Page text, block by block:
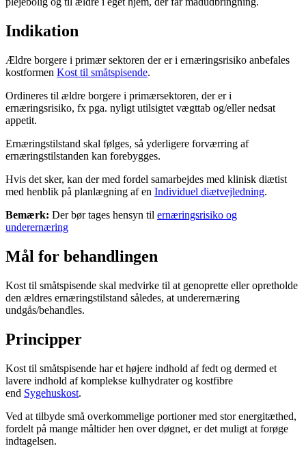
Indikation
Ældre borgere i primær sektoren der er i ernæringsrisiko anbefales
kostformen Kost til småtspisende.
Ordineres til ældre borgere i primærsektoren, der er i
ernæringsrisiko, fx pga. nyligt utilsigtet vægttab og/eller nedsat
appetit.
Ernæringstilstand skal følges, så yderligere forværring af
ernæringstilstanden kan forebygges.
Hvis det sker, kan der med fordel samarbejdes med klinisk diætist
med henblik på planlægning af en Individuel diætvejledning.
Bemærk: Der bør tages hensyn til ernæringsrisiko og
underernæring
Mål for behandlingen
Kost til småtspisende skal medvirke til at genoprette eller opretholde
den ældres ernæringstilstand således, at underernæring
undgås/behandles.
Principper
Kost til småtspisende har et højere indhold af fedt og dermed et
lavere indhold af komplekse kulhydrater og kostfibre
end Sygehuskost.
Ved at tilbyde små overkommelige portioner med stor energitæthed,
fordelt på mange måltider hen over døgnet, er det muligt at forøge
indtagelsen.